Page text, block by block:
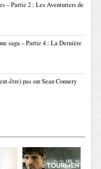
– Partie 2 : Les Aventuriers de
saga – Partie 4 : La Dernière
être) pas sur Sean Connery